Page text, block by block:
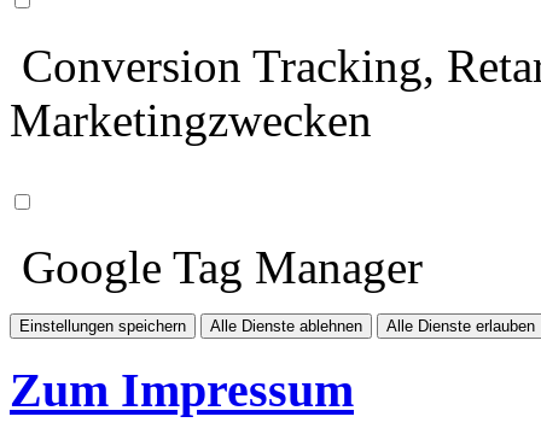
Conversion Tracking,
Marketingzwecken
Google Tag Manager
Einstellungen speichern Alle Dienste ablehnen Alle Dienste erlauben
Zum Impressum